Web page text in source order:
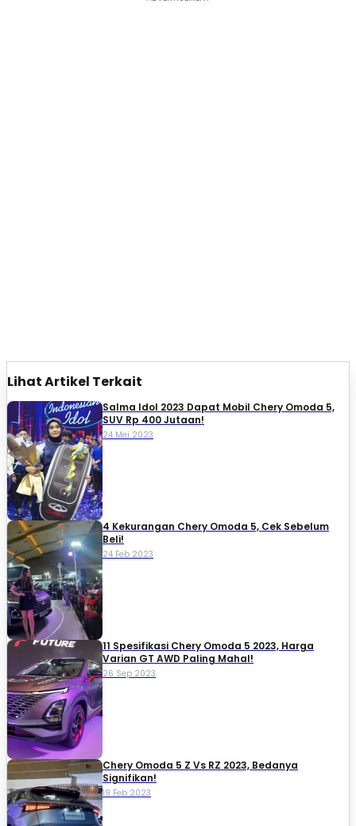
Lihat Artikel Terkait
Salma Idol 2023 Dapat Mobil Chery Omoda 5,
SUV Rp 400 Jutaan!
24 Mei 2023
4 Kekurangan Chery Omoda 5, Cek Sebelum
Beli!
24 Feb 2023
11 Spesifikasi Chery Omoda 5 2023, Harga
Varian GT AWD Paling Mahal!
26 Sep 2023
Chery Omoda 5 Z Vs RZ 2023, Bedanya
Signifikan!
19 Feb 2023